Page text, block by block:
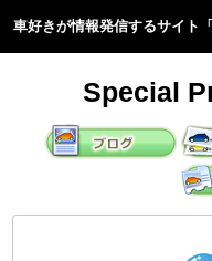
車好きが情報発信するサイト「
Special